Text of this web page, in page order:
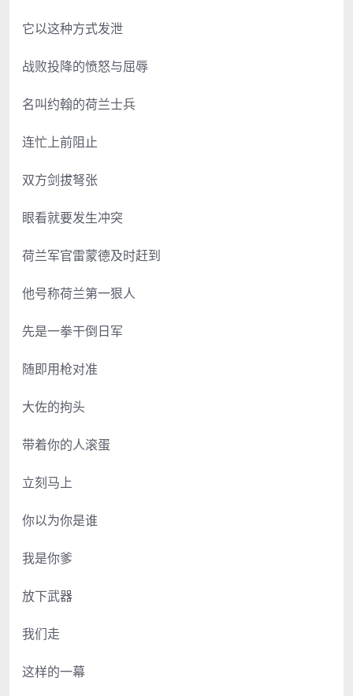
它以这种方式发泄
战败投降的愤怒与屈辱
名叫约翰的荷兰士兵
连忙上前阻止
双方剑拔弩张
眼看就要发生冲突
荷兰军官雷蒙德及时赶到
他号称荷兰第一狠人
先是一拳干倒日军
随即用枪对准
大佐的拘头
带着你的人滚蛋
立刻马上
你以为你是谁
我是你爹
放下武器
我们走
这样的一幕